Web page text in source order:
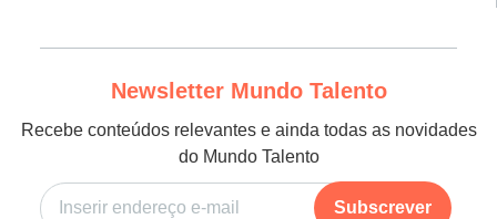
Newsletter Mundo Talento
Recebe conteúdos relevantes e ainda todas as novidades
do Mundo Talento
Subscrever